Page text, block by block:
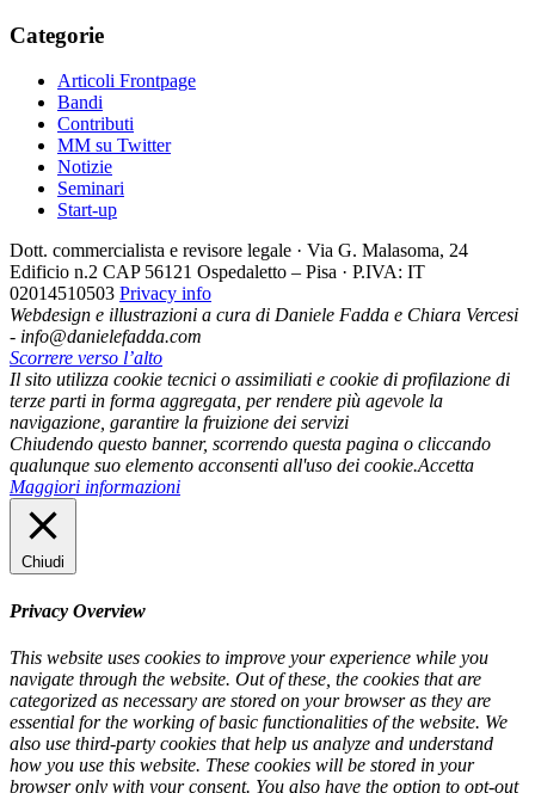
Categorie
Articoli Frontpage
Bandi
Contributi
MM su Twitter
Notizie
Seminari
Start-up
Dott. commercialista e revisore legale · Via G. Malasoma, 24
Edificio n.2 CAP 56121 Ospedaletto – Pisa · P.IVA: IT
02014510503 Privacy info
Webdesign e illustrazioni a cura di Daniele Fadda e Chiara Vercesi
- info@danielefadda.com
Scorrere verso l’alto
Il sito utilizza cookie tecnici o assimiliati e cookie di profilazione di
terze parti in forma aggregata, per rendere più agevole la
navigazione, garantire la fruizione dei servizi
Chiudendo questo banner, scorrendo questa pagina o cliccando
qualunque suo elemento acconsenti all'uso dei cookie.Accetta
Maggiori informazioni
Chiudi
Privacy Overview
This website uses cookies to improve your experience while you
navigate through the website. Out of these, the cookies that are
categorized as necessary are stored on your browser as they are
essential for the working of basic functionalities of the website. We
also use third-party cookies that help us analyze and understand
how you use this website. These cookies will be stored in your
browser only with your consent. You also have the option to opt-out